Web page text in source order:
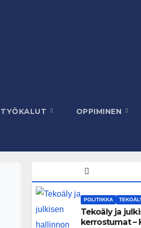
TYÖKALUT OPPIMINEN
POLITIIKKA
Tekoäly ja
kerrostumat –